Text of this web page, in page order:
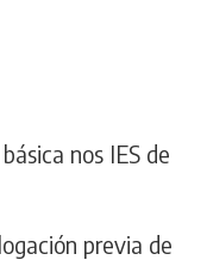
nos IES de
previa de